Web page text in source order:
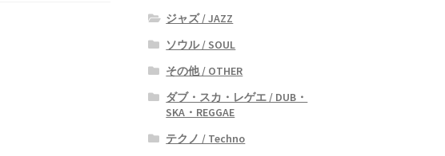
ジャズ / JAZZ
ソウル / SOUL
その他 / OTHER
ダブ・スカ・レゲエ / DUB・
SKA・REGGAE
テクノ / Techno